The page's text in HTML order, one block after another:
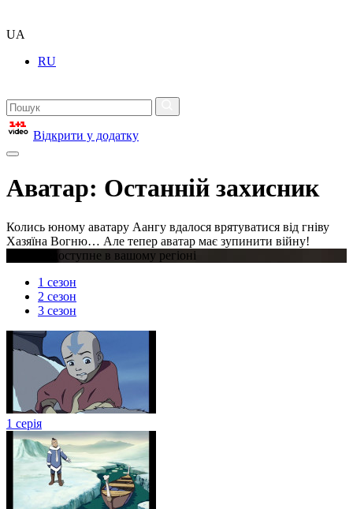
UA
RU
Відкрити у додатку
Аватар: Останній захисник
Колись юному аватару Аангу вдалося врятуватися від гніву
Хазяїна Вогню… Але тепер аватар має зупинити війну!
Відео недоступне в вашому регіоні
1 сезон
2 сезон
3 сезон
1 серія